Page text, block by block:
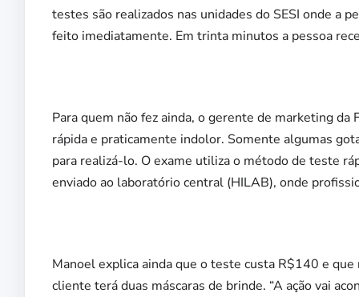
testes são realizados nas unidades do SESI onde a
feito imediatamente. Em trinta minutos a pessoa
Para quem não fez ainda, o gerente de marketing
rápida e praticamente indolor. Somente algumas
para realizá-lo. O exame utiliza o método de teste
enviado ao laboratório central (HILAB), onde
Manoel explica ainda que o teste custa R$140 e que
cliente terá duas máscaras de brinde. “A ação vai